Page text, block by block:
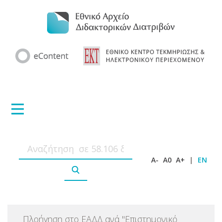
A- A0 A+ | EN
Πλοήγηση στο ΕΑΔΔ ανά "Επιστημονικό